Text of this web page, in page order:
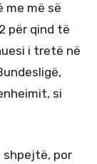
me më së
për qind të
i tretë në
si
shpejtë, por